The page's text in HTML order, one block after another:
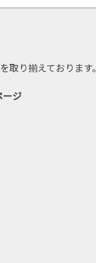
り揃えております。
ージ